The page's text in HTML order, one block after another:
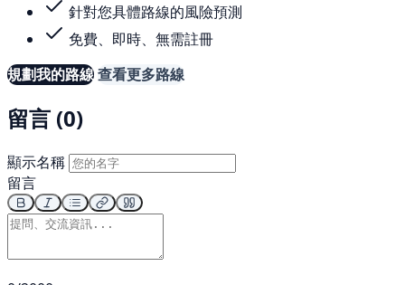
針對您具體路線的風險預測
免費、即時、無需註冊
規劃我的路線查看更多路線
留言 (0)
顯示名稱
留言